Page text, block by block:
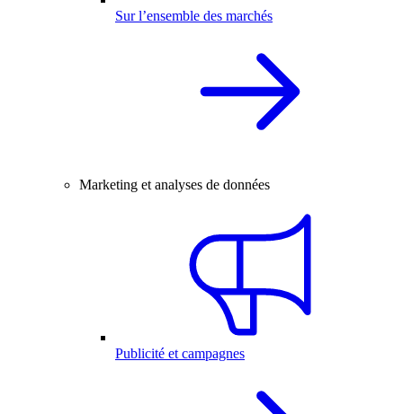
Sur l’ensemble des marchés
Marketing et analyses de données
Publicité et campagnes